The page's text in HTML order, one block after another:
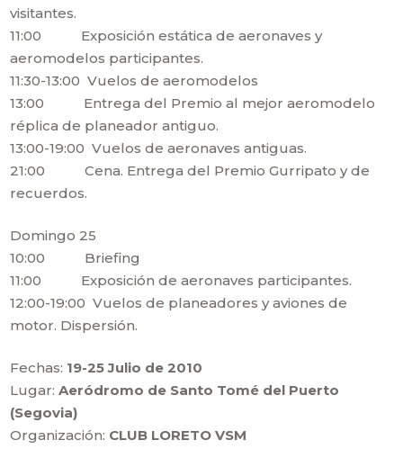
visitantes.
11:00 Exposición estática de aeronaves y
aeromodelos participantes.
11:30-13:00 Vuelos de aeromodelos
13:00 Entrega del Premio al mejor aeromodelo
réplica de planeador antiguo.
13:00-19:00 Vuelos de aeronaves antiguas.
21:00 Cena. Entrega del Premio Gurripato y de
recuerdos.
Domingo 25
10:00 Briefing
11:00 Exposición de aeronaves participantes.
12:00-19:00 Vuelos de planeadores y aviones de
motor. Dispersión.
Fechas: 19-25 Julio de 2010
Lugar:Aeródromo de Santo Tomé del Puerto
(Segovia)
Organización: CLUB LORETO VSM